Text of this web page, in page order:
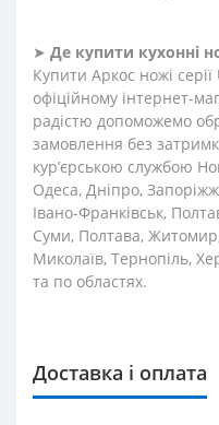
➤ Де купити кухонні
Купити Аркос ножі
офіційному інтернет-
радістю допоможемо
замовлення без
кур’єрською службою
Одеса, Дніпро,
Івано-Франківськ,
Суми, Полтава,
Миколаїв, Тернопіль,
та по областях.
Доставка і оплата